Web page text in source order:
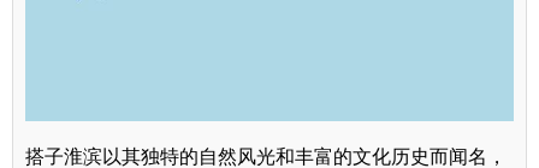
搭子淮滨以其独特的自然风光和丰富的文化历史而闻名，